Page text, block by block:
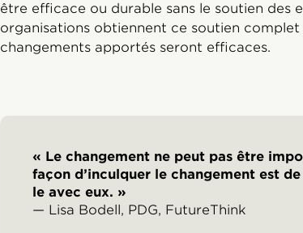
être efficace ou durable sans le soutien des
organisations obtiennent ce soutien
changements apportés seront efficaces.
« Le changement ne peut pas être
façon d’inculquer le changement est
le avec eux. »
— Lisa Bodell, PDG, FutureThink